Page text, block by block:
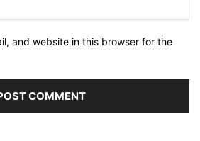
and website in this browser for the